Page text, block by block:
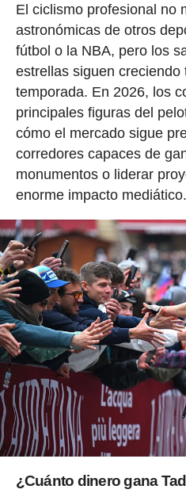
El ciclismo profesional no
astronómicas de otros
fútbol o la NBA, pero los
estrellas siguen creciendo
temporada. En 2026, los
principales figuras del
cómo el mercado sigue
corredores capaces de
monumentos o liderar
enorme impacto mediático.
¿Cuánto dinero gana